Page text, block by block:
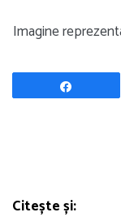
Imagine
Citește și: